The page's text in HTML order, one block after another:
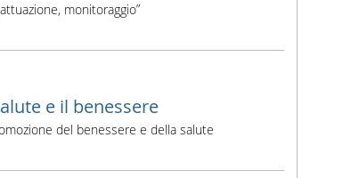
monitoraggio”
e il benessere
del benessere e della salute